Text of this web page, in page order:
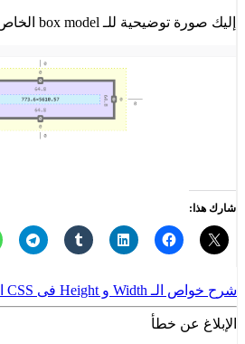
إليك صورة توضيحية للـ box model الخاص بمتصفح firefox:
شارك هذا:
شرح خواص الـ Width و Height فى CSS
الإبلاغ عن خطأ